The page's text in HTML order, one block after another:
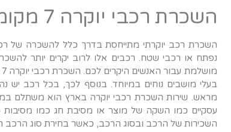
השכרת רכבי יוקרה 7 מקומות עם ביצועים מעולים
השכרת רכב יוקרתי מתייחסת בדרך כלל להשכרה של
נפתח או רכבי שטח. רכבים אלו לרוב יקרים יותר
בעלי מושבים נוחים במיוחד. בנוסף לכך, בכל רכב יש
מראש. שירות השכרת רכבי יוקרה בארץ הוא משתלם
עסקיים כמו השקה של מוצר או מסיבת חג כמו מסיבות
השכירות של הרכב ובסוג הרכב, כאשר בחירת סוג